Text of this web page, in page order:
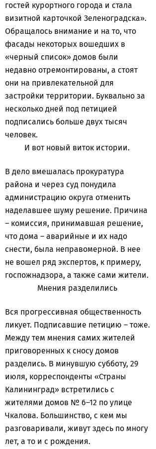
гостей курортного города и стала
визитной карточкой Зеленоградска».
Обращалось внимание и на то, что
фасады некоторых вошедших в
«черный список» домов были
недавно отремонтированы, а стоят
они на привлекательной для
застройки территории. Буквально за
несколько дней под петицией
подписались больше двух тысяч
человек.
И вот новый виток истории.
В дело вмешалась прокуратура
района и через суд понудила
администрацию округа отменить
наделавшее шуму решение. Причина
– комиссия, принимавшая решение,
что дома – аварийные и их надо
снести, была неправомерной. В нее
не вошел ряд экспертов, к примеру,
госпожнадзора, а также сами жители.
Мнения разделились
Вся прогрессивная общественность
ликует. Подписавшие петицию – тоже.
Между тем мнения самих жителей
приговоренных к сносу домов
разделись. В минувшую субботу, 29
июля, корреспонденты «Страны
Калининград» встретились с
жителями домов № 6–12 по улице
Чкалова. Большинство, с кем мы
разговаривали, живут здесь по многу
лет, а то и с рождения.